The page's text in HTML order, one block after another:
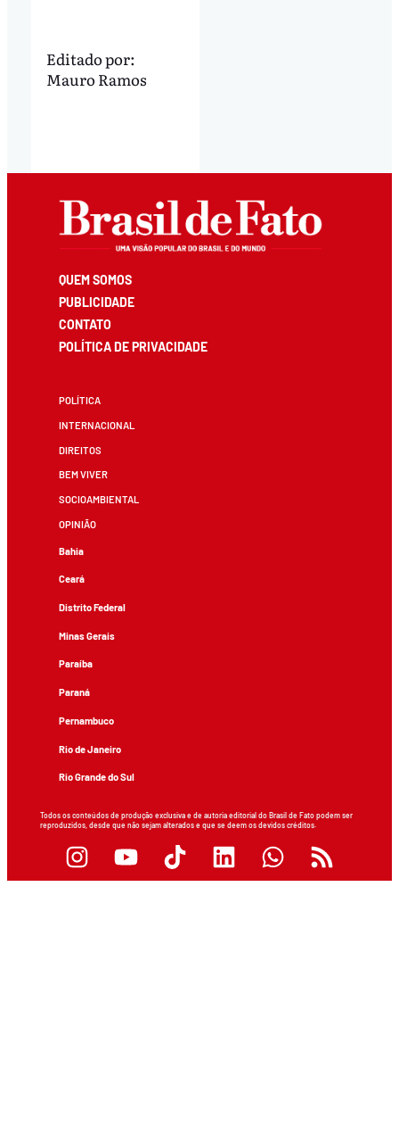
Editado por:
Mauro Ramos
QUEM SOMOS
PUBLICIDADE
CONTATO
POLÍTICA DE PRIVACIDADE
POLÍTICA
INTERNACIONAL
DIREITOS
BEM VIVER
SOCIOAMBIENTAL
OPINIÃO
Bahia
Ceará
Distrito Federal
Minas Gerais
Paraíba
Paraná
Pernambuco
Rio de Janeiro
Rio Grande do Sul
Todos os conteúdos de produção exclusiva e de autoria editorial do Brasil de Fato podem ser
reproduzidos, desde que não sejam alterados e que se deem os devidos créditos.